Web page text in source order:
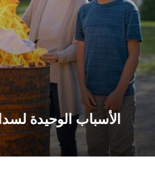
الأسباب الوحيدة